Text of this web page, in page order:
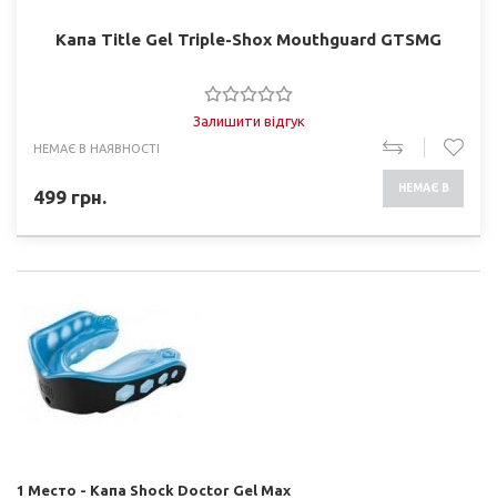
Капа Title Gel Triple-Shox Mouthguard GTSMG
Залишити відгук
НЕМАЄ В НАЯВНОСТІ
499 грн. НЕМАЄ В
1 Место - Капа Shock Doctor Gel Max